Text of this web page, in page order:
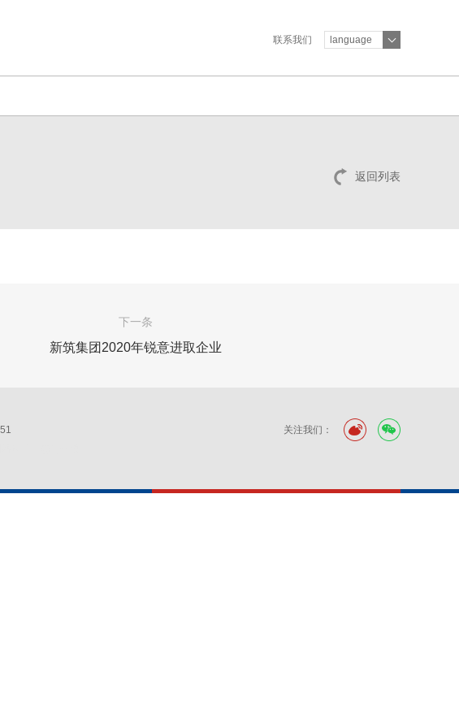
联系我们 language
返回列表
下一条
新筑集团2020年锐意进取企业
关注我们：